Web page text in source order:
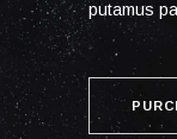
putamus